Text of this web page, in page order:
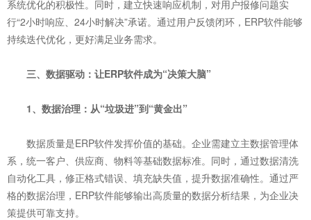
系统优化的积极性。同时，建立快速响应机制，对用户报修问题实
行“2小时响应、24小时解决”承诺。通过用户反馈闭环，ERP软件能够
持续迭代优化，更好满足业务需求。
三、数据驱动：让ERP软件成为“决策大脑”
1、数据治理：从“垃圾进”到“黄金出”
数据质量是ERP软件发挥价值的基础。企业需建立主数据管理体
系，统一客户、供应商、物料等基础数据标准。同时，通过数据清洗
自动化工具，修正格式错误、填充缺失值，提升数据准确性。通过严
格的数据治理，ERP软件能够输出高质量的数据分析结果，为企业决
策提供可靠支持。